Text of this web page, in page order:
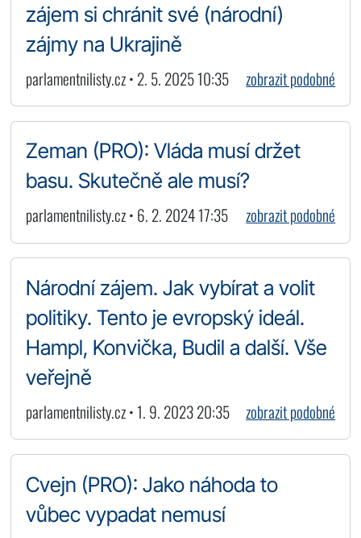
zájem si chránit své (národní)
zájmy na Ukrajině
parlamentnilisty.cz • 2. 5. 2025 10:35 zobrazit podobné
Zeman (PRO): Vláda musí držet
basu. Skutečně ale musí?
parlamentnilisty.cz • 6. 2. 2024 17:35 zobrazit podobné
Národní zájem. Jak vybírat a volit
politiky. Tento je evropský ideál.
Hampl, Konvička, Budil a další. Vše
veřejně
parlamentnilisty.cz • 1. 9. 2023 20:35 zobrazit podobné
Cvejn (PRO): Jako náhoda to
vůbec vypadat nemusí